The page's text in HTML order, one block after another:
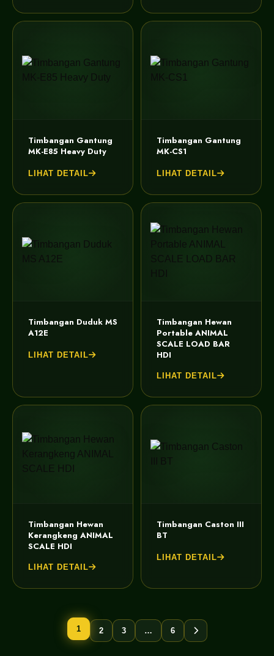
Timbangan Gantung
MK-E85 Heavy Duty
LIHAT DETAIL
Timbangan Gantung
MK-CS1
LIHAT DETAIL
Timbangan Duduk MS
A12E
LIHAT DETAIL
Timbangan Hewan
Portable ANIMAL
SCALE LOAD BAR
HDI
LIHAT DETAIL
Timbangan Hewan
Kerangkeng ANIMAL
SCALE HDI
LIHAT DETAIL
Timbangan Caston III
BT
LIHAT DETAIL
1 2 3 … 6